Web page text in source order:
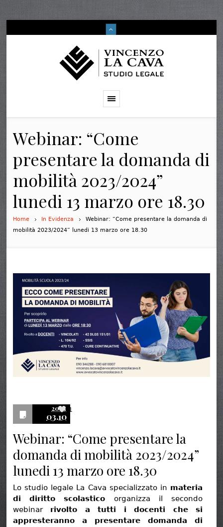
Webinar: “Come
presentare la domanda di
mobilità 2023/2024”
lunedi 13 marzo ore 18.30
Home In Evidenza
Webinar: “Come presentare la domanda di
mobilità 2023/2024” lunedi 13 marzo ore 18.30
2023
03.10
1
Webinar: “Come presentare la
domanda di mobilità 2023/2024”
lunedi 13 marzo ore 18.30
Lo studio legale La Cava specializzato in materia
di diritto scolastico organizza il secondo
webinar rivolto a tutti i docenti che si
appresteranno a presentare domanda di